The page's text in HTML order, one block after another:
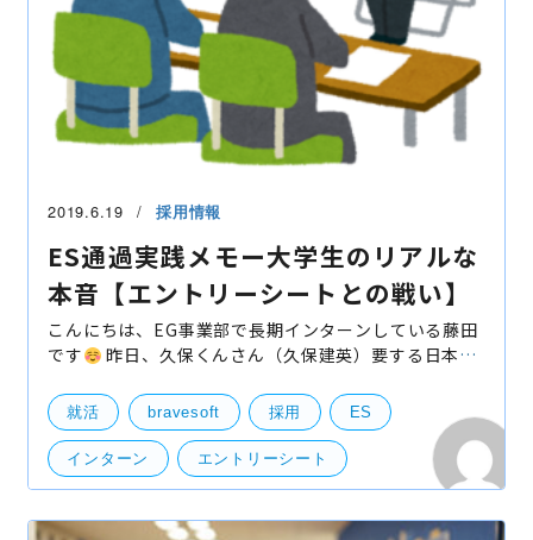
2019.6.19 採用情報
ES通過実践メモー大学生のリアルな
本音【エントリーシートとの戦い】
こんにちは、EG事業部で長期インターンしている藤田
です
昨日、久保くんさん（久保建英）要する日本代
て落ち込んでいます。前線へのサポートが弱かったの
かな、
就活 bravesoft 採用 ES
インターン エントリーシート